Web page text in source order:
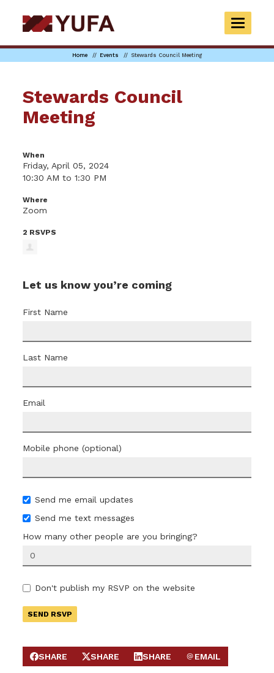
to
main
TOGGLE
Home Events Stewards Council Meeting
Stewards Council
Meeting
When
Friday, April 05, 2024
10:30 AM to 1:30 PM
Where
Zoom
2 RSVPS
Let us know you’re coming
First Name
Last Name
Email
Mobile phone (optional)
Send me email updates
Send me text messages
How many other people are you bringing?
Don't publish my RSVP on the website
SHARE ON FACEBOOK
SHARE
SHARE ON X
SHARE
SHARE ON LINKEDIN
SHARE
SEND EMAIL
EMAIL